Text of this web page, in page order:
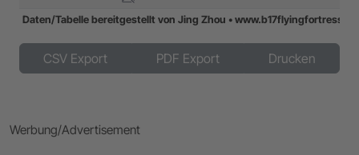
Daten/Tabelle bereitgestellt von Jing Zhou •
Daten/Tabelle bereitgestellt von Jing Zhou •
CSV Export PDF Export Drucken
Werbung/Advertisement